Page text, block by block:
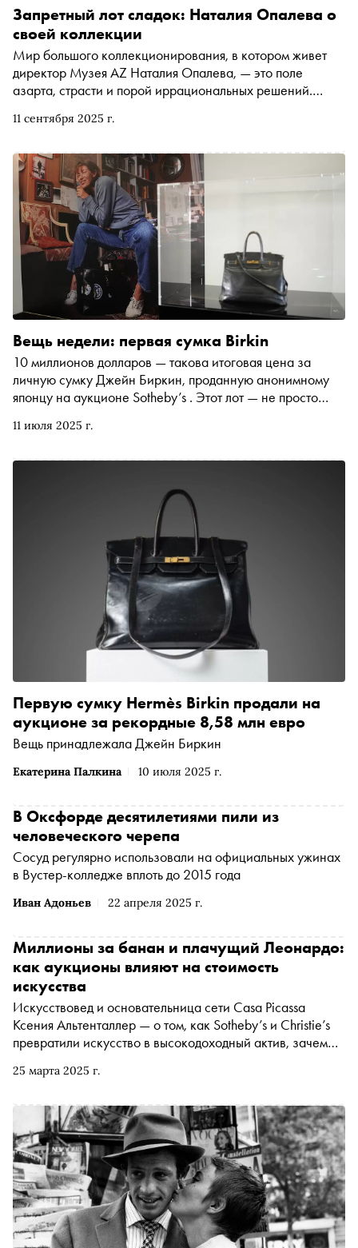
11 сентября 2025 г.
Запретный лот сладок: Наталия Опалева о
своей коллекции
Мир большого коллекционирования, в котором живет
директор Музея AZ Наталия Опалева, — это поле
азарта, страсти и порой иррациональных решений.
«Коллекционер года», учрежденной BORK и фондом
стоит сказать «стоп», а когда — идти до конца, даже если
цена улетает в космос? «Сноб» поговорил с Наталией о
самой сложной покупке, «капитале» коллекционера и
«детоксе от искусства»
11 июля 2025 г.
Вещь недели: первая сумка Birkin
10 миллионов долларов — такова итоговая цена за
личную сумку Джейн Биркин, проданную анонимному
японцу на аукционе Sotheby’s . Этот лот — не просто
созданный «на салфетке» после случайной встречи
Париж». Рекордная стоимость лота говорит не столько о
мире моды, сколько о том, как личная история,
подлинность и даже шероховатости становятся главной
Екатерина Палкина 10 июля 2025 г.
Первую сумку Hermès Birkin продали на
аукционе за рекордные 8,58 млн евро
Вещь принадлежала Джейн Биркин
Иван Адоньев 22 апреля 2025 г.
В Оксфорде десятилетиями пили из
человеческого черепа
Сосуд регулярно использовали на официальных ужинах
в Вустер-колледже вплоть до 2015 года
25 марта 2025 г.
Миллионы за банан и плачущий Леонардо:
как аукционы влияют на стоимость
искусства
Искусствовед и основательница сети Casa Picassa
Ксения Альтенталлер — о том, как Sotheby’s и Christie’s
превратили искусство в высокодоходный актив, зачем
почему банан на стене может стоить шесть миллионов